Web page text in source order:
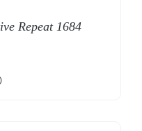
Repeat 1684